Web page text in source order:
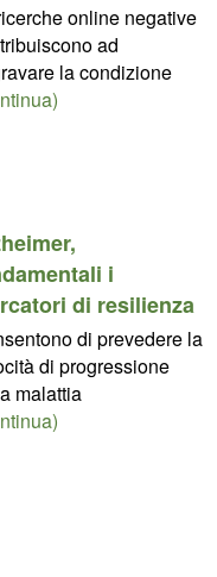
online negative
ad
la condizione
i
di resilienza
di prevedere la
di progressione
malattia